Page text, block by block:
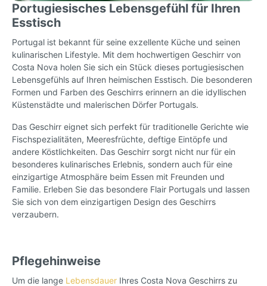
Portugiesisches Lebensgefühl für Ihren
Esstisch
Portugal ist bekannt für seine exzellente Küche und seinen
kulinarischen Lifestyle. Mit dem hochwertigen Geschirr von
Costa Nova holen Sie sich ein Stück dieses portugiesischen
Lebensgefühls auf Ihren heimischen Esstisch. Die besonderen
Formen und Farben des Geschirrs erinnern an die idyllischen
Küstenstädte und malerischen Dörfer Portugals.
Das Geschirr eignet sich perfekt für traditionelle Gerichte wie
Fischspezialitäten, Meeresfrüchte, deftige Eintöpfe und
andere Köstlichkeiten. Das Geschirr sorgt nicht nur für ein
besonderes kulinarisches Erlebnis, sondern auch für eine
einzigartige Atmosphäre beim Essen mit Freunden und
Familie. Erleben Sie das besondere Flair Portugals und lassen
Sie sich von dem einzigartigen Design des Geschirrs
verzaubern.
Pflegehinweise
Um die lange Lebensdauer Ihres Costa Nova Geschirrs zu